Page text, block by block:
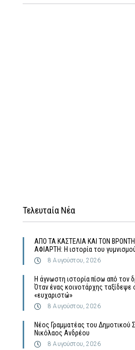
Τελευταία Νέα
ΑΠΟ ΤΑ ΚΑΣΤΕΛΙΑ ΚΑΙ ΤΟΝ
ΑΦΙΑΡΤΗ: Η ιστορία του
8 Αυγούστου, 2026
Η άγνωστη ιστορία πίσω από τον
Όταν ένας κοινοτάρχης ταξίδεψε
«ευχαριστώ»
8 Αυγούστου, 2026
Νέος Γραμματέας του Δημοτικού
Νικόλαος Ανδρέου
8 Αυγούστου, 2026